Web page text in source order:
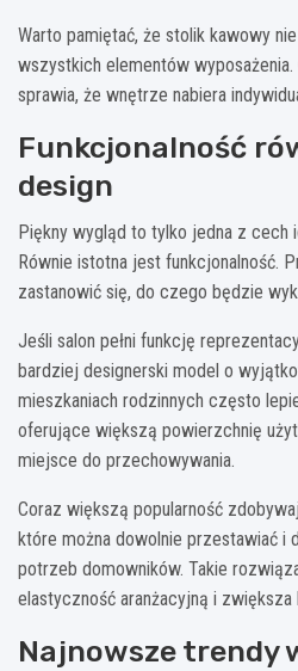
Warto pamiętać, że stolik kawowy
wszystkich elementów
sprawia, że wnętrze nabiera
Funkcjonalność
design
Piękny wygląd to tylko jedna z cech
Równie istotna jest funkcjonalność.
zastanowić się, do czego będzie
Jeśli salon pełni funkcję
bardziej designerski model o
mieszkaniach rodzinnych często
oferujące większą powierzchnię
miejsce do przechowywania.
Coraz większą popularność
które można dowolnie przestawiać i
potrzeb domowników. Takie
elastyczność aranżacyjną i
Najnowsze trendy